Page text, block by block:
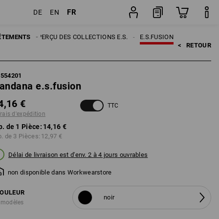
DE EN FR
E.S.FUSION
APERÇU DES COLLECTIONS E.S.
< RETOUR
e.s.fusion
€
d'expédition
TTC
de 1 Pièce: 14,16 €
de 3 Pièces: 12,97 €
Délai de livraison est d'env. 2 à 4 jours ouvrables
non disponible dans Workwearstore
noir